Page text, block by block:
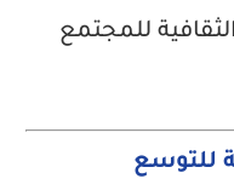
للمجتمع